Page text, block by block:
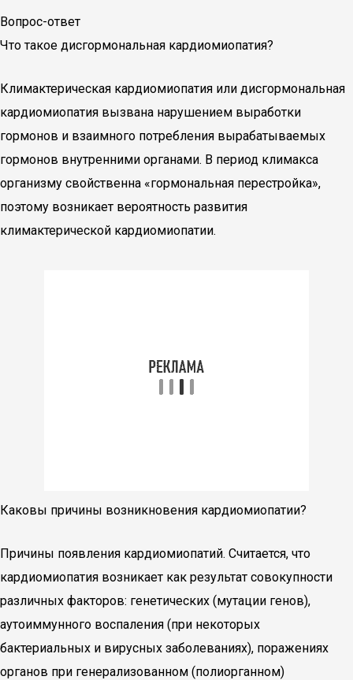
Вопрос-ответ
Что такое дисгормональная кардиомиопатия?
Климактерическая кардиомиопатия или дисгормональная
кардиомиопатия вызвана нарушением выработки
гормонов и взаимного потребления вырабатываемых
гормонов внутренними органами. В период климакса
организму свойственна «гормональная перестройка»,
поэтому возникает вероятность развития
климактерической кардиомиопатии.
Каковы причины возникновения кардиомиопатии?
Причины появления кардиомиопатий. Считается, что
кардиомиопатия возникает как результат совокупности
различных факторов: генетических (мутации генов),
аутоиммунного воспаления (при некоторых
бактериальных и вирусных заболеваниях), поражениях
органов при генерализованном (полиорганном)